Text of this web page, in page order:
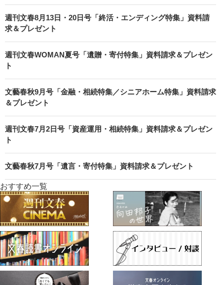
週刊文春8月13日・20日号「終活・エンディング特集」資料請
求＆プレゼント
週刊文春WOMAN夏号「遺贈・寄付特集」資料請求＆プレゼン
ト
文藝春秋9月号「金融・相続特集／シニアホーム特集」資料請求
＆プレゼント
週刊文春7月2日号「資産運用・相続特集」資料請求＆プレゼン
ト
文藝春秋7月号「遺言・寄付特集」資料請求＆プレゼント
おすすめ一覧